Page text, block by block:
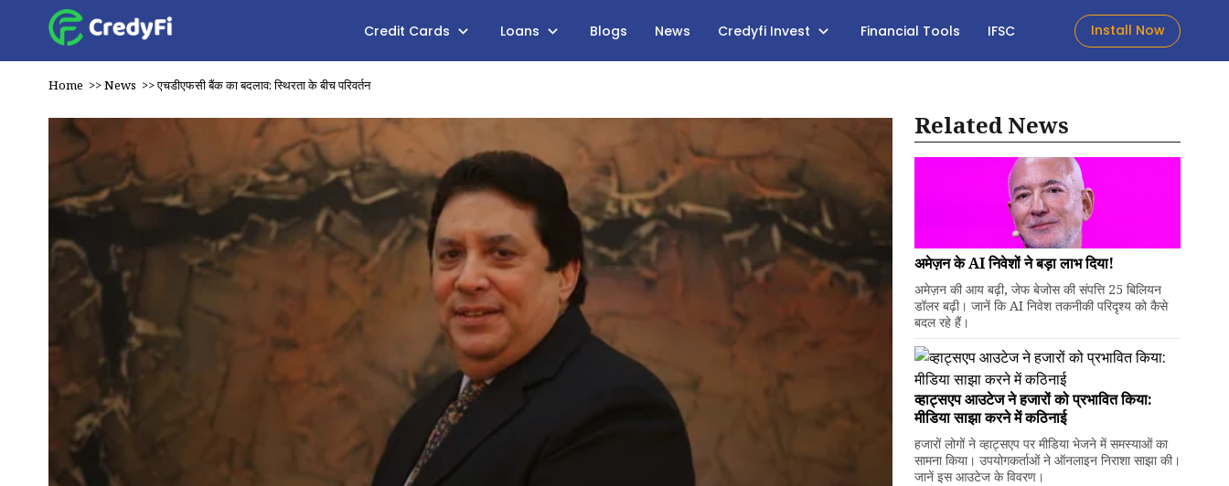
Credit Cards Loans Blogs News Credyfi Invest Financial Tools IFSC Install Now
Home >>News >>एचडीएफसी बैंक का बदलाव: स्थिरता के बीच परिवर्तन
Related News
अमेज़न के AI निवेशों ने बड़ा लाभ दिया!
अमेज़न की आय बढ़ी, जेफ बेजोस की संपत्ति 25 बिलियन
डॉलर बढ़ी। जानें कि AI निवेश तकनीकी परिदृश्य को कैसे
बदल रहे हैं।
व्हाट्सएप आउटेज ने हजारों को प्रभावित किया:
मीडिया साझा करने में कठिनाई
हजारों लोगों ने व्हाट्सएप पर मीडिया भेजने में समस्याओं का
सामना किया। उपयोगकर्ताओं ने ऑनलाइन निराशा साझा की।
जानें इस आउटेज के विवरण।